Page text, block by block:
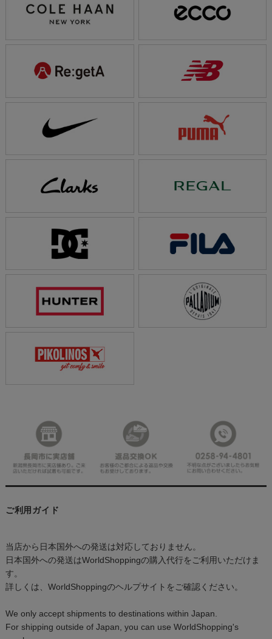
ご利用ガイド
当店から日本国外への発送は対応しておりません。
日本国外への発送はWorldShoppingの購入代行をご利用いただけま
す。
詳しくは、WorldShoppingのヘルプサイトをご確認ください。
We only accept shipments to destinations within Japan.
For shipping outside of Japan, you can use WorldShopping's